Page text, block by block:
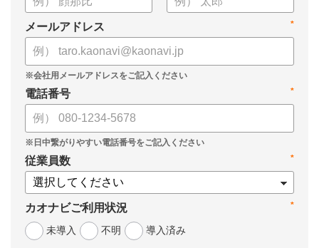
*
メールアドレス
*
電話番号
*
従業員数
*
カオナビご利用状況
未導入
不明 導入済み